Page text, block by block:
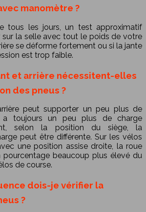
manomètre ?
tous les jours, un test approximatif
sur la selle avec tout le poids de votre
se déforme fortement ou si la jante
est trop faible.
et arrière nécessitent-elles
des pneus ?
peut supporter un peu plus de
toujours un peu plus de charge
selon la position du siège, la
peut être différente. Sur les vélos
une position assise droite, la roue
pourcentage beaucoup plus élevé du
de course.
dois-je vérifier la
?